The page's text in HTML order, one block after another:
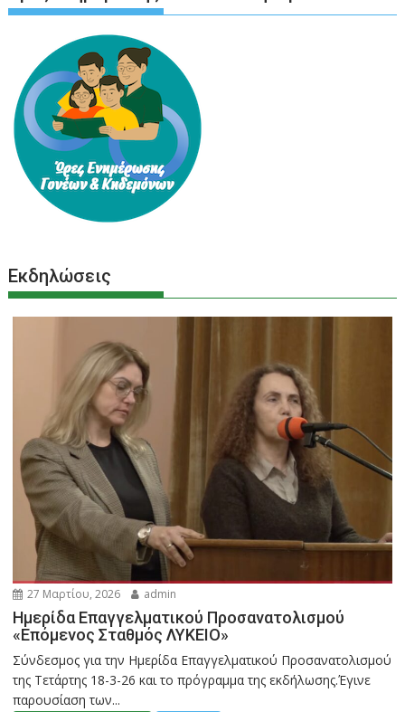
Εκδηλώσεις
27 Μαρτίου, 2026 admin
Ημερίδα Επαγγελματικού Προσανατολισμού
«Επόμενος Σταθμός ΛΥΚΕΙΟ»
Σύνδεσμος για την Ημερίδα Επαγγελματικού Προσανατολισμού
της Τετάρτης 18-3-26 και το πρόγραμμα της εκδήλωσης.Έγινε
παρουσίαση των...